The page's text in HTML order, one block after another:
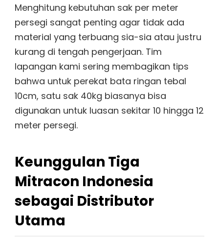
Menghitung kebutuhan sak per meter
persegi sangat penting agar tidak ada
material yang terbuang sia-sia atau justru
kurang di tengah pengerjaan. Tim
lapangan kami sering membagikan tips
bahwa untuk perekat bata ringan tebal
10cm, satu sak 40kg biasanya bisa
digunakan untuk luasan sekitar 10 hingga 12
meter persegi.
Keunggulan Tiga
Mitracon Indonesia
sebagai Distributor
Utama